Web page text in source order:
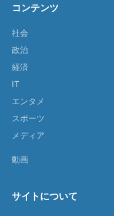
コンテンツ
社会
政治
経済
IT
エンタメ
スポーツ
メディア
動画
サイトについて